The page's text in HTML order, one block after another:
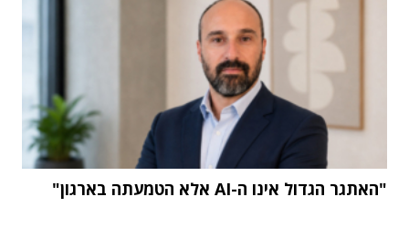
"האתגר הגדול אינו ה-AI אלא הטמעתה בארגון"